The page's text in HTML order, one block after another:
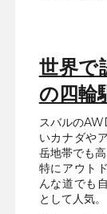
世界で
の四輪
スバルの
いカナダや
岳地帯でも
特にアウト
んな道でも
として人気。